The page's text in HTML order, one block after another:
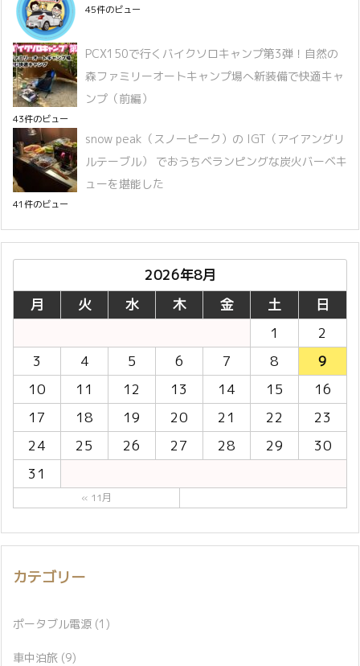
45件のビュー
PCX150で行くバイクソロキャンプ第3弾！自然の
森ファミリーオートキャンプ場へ新装備で快適キャ
ンプ（前編）
43件のビュー
snow peak（スノーピーク）の IGT（アイアングリ
ルテーブル） でおうちベランピングな炭火バーベキ
ューを堪能した
41件のビュー
2026年8月
月
火 水 木 金 土
日
1
2
3
4 5 6 7 8
9
10
11 12 13 14 15
16
17
18 19 20 21 22
23
24
25 26 27 28 29
30
31
« 11月
カテゴリー
ポータブル電源 (1)
車中泊旅 (9)